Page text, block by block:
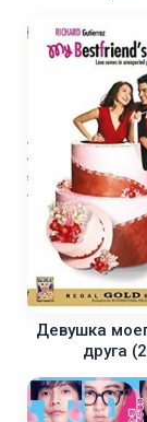
Девушка
друга